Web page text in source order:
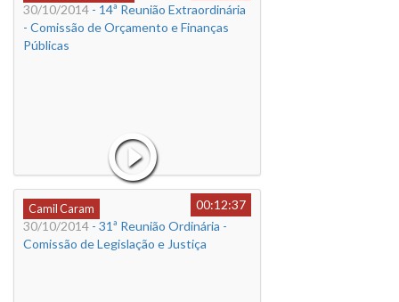
30/10/2014 - 14ª Reunião Extraordinária
- Comissão de Orçamento e Finanças
Públicas
Camil Caram
00:12:37
30/10/2014 - 31ª Reunião Ordinária -
Comissão de Legislação e Justiça